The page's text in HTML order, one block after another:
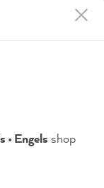
in de
Alles
• Engels shop